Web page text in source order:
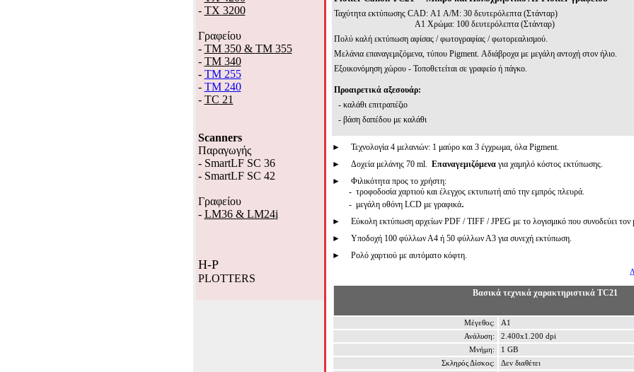
- TX 3200
Γραφείου
- ΤΜ 350 & ΤΜ 355
- ΤΜ 340
- ΤΜ 255
- ΤΜ 240
- ΤC 21
Scanners
Παραγωγής
- SmartLF SC 36
- SmartLF SC 42
Γραφείου
- LM36 & LM24i
H-P
PLOTTERS
Ταχύτητα εκτύπωσηςCAD: A1 A/M: 30δευτερόλεπτα(Στάνταρ)
A1 Χρώμα: 100δευτερόλεπτα (Στάνταρ)
Πολύ καλή εκτύπωση αφίσας / φωτογραφίας / φωτορεαλισμού.
Μελάνια επαναγεμιζόμενα, τύπου Pigment. Αδιάβροχα με μεγάλη αντοχή στον ήλιο.
Εξοικονόμηση χώρου - Τοποθετείται σε γραφείο ή πάγκο.
Προαιρετικά αξεσουάρ:
- καλάθι επιτραπέζιο
- βάση δαπέδου με καλάθι
► Τεχνολογία 4 μελανιών: 1 μαύρο και 3 έγχρωμα, όλα Pigment.
►
Δοχεία μελάνης 70 ml. Επαναγεμιζόμενα για χαμηλό κόστος εκτύπωσης.
►
Φιλικότητα προς το χρήστη:
        -  τροφοδοσία χαρτιού
και έλεγχος εκτυπωτή από την εμπρός πλευρά.
        -
μεγάλη οθόνη LCD με γραφικά.
► Εύκολη εκτύπωση αρχείων PDF / TIFF / JPEG με το λογισμικό που συνοδεύει τον
►
Υποδοχή 100 φύλλων Α4 ή 50 φύλλων Α3 για συνεχή εκτύπωση.
►
Ρολό χαρτιού με αυτόματο κόφτη
Βασικά τεχνικά χαρακτηριστικάTC21
Μέγεθος:
Α1
Ανάλυση:
2.400x1.200dpi
Μνήμη:
1 GB
Σκληρός Δίσκος:
Δεν διαθέτει